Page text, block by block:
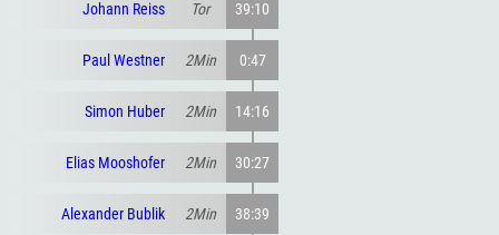
Johann Reiss Tor 39:10
Paul Westner 2Min 0:47
Simon Huber 2Min 14:16
Elias Mooshofer 2Min 30:27
Alexander Bublik 2Min 38:39